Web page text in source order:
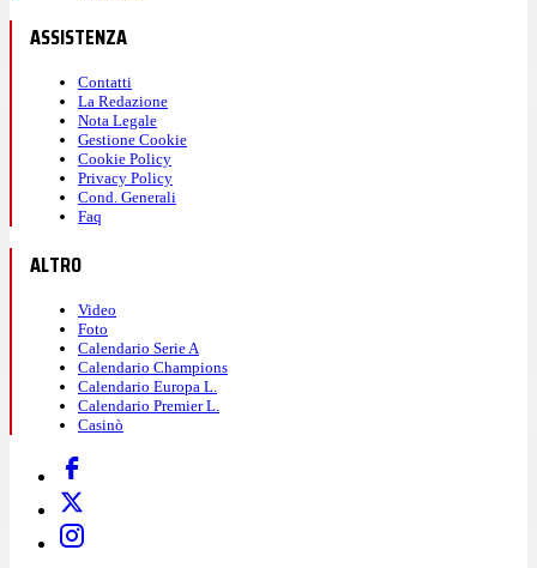
ASSISTENZA
Contatti
La Redazione
Nota Legale
Gestione Cookie
Cookie Policy
Privacy Policy
Cond. Generali
Faq
ALTRO
Video
Foto
Calendario Serie A
Calendario Champions
Calendario Europa L.
Calendario Premier L.
Casinò